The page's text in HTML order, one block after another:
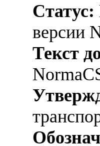
Статус:
версии
Текст